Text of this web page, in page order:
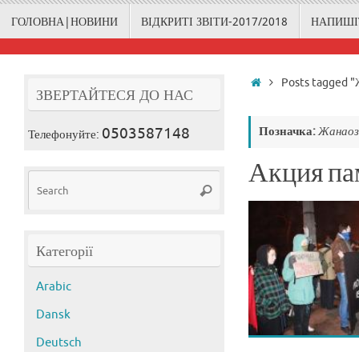
ГОЛОВНА|НОВИНИ ВІДКРИТІ ЗВІТИ-2017/2018
HomePosts tagged
Позначка:
Акция
ЗВЕРТАЙТЕСЯ ДО НАС
Телефонуйте: 0503587148
Search
Search
Категорії
Arabic
Dansk
Deutsch